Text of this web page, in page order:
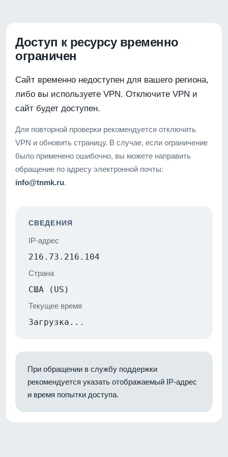
Доступ к ресурсу временно
ограничен
Сайт временно недоступен для вашего региона,
либо вы используете VPN. Отключите VPN и
сайт будет доступен.
Для повторной проверки рекомендуется отключить
VPN и обновить страницу. В случае, если ограничение
было применено ошибочно, вы можете направить
обращение по адресу электронной почты:
info@tnmk.ru.
СВЕДЕНИЯ
IP-адрес
216.73.216.104
Страна
США (US)
Текущее время
Загрузка...
При обращении в службу поддержки
рекомендуется указать отображаемый IP-адрес
и время попытки доступа.